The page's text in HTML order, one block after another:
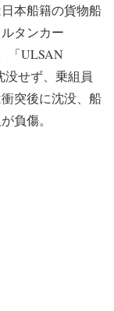
本船籍の貨物船
タンカー
「ULSAN
没せず、乗組員
突後に沈没、船
負傷。